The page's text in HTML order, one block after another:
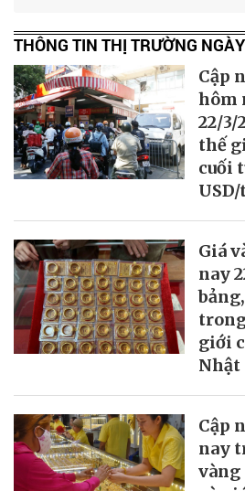
THÔNG TIN THỊ TRƯỜNG
Cập
hôm
22/3/
thế
cuối
Giá
nay
giới
Nhật
Cập
nay
vàng